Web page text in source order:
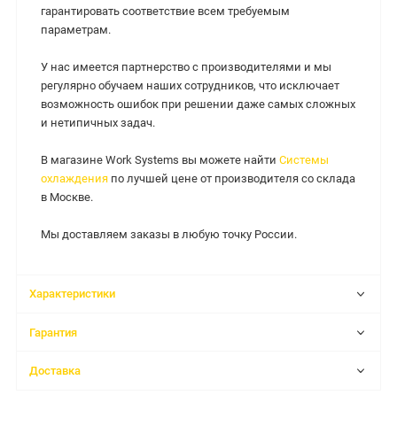
гарантировать соответствие всем требуемым
параметрам.
У нас имеется партнерство с производителями и мы
регулярно обучаем наших сотрудников, что исключает
возможность ошибок при решении даже самых сложных
и нетипичных задач.
В магазине Work Systems вы можете найти Системы
охлаждения по лучшей цене от производителя со склада
в Москве.
Мы доставляем заказы в любую точку России.
Характеристики
Гарантия
Доставка